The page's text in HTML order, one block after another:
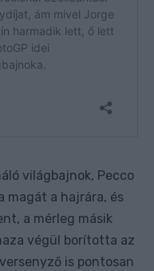
világbajnok, Pecco
magát a hajrára, és
a mérleg másik
végül borította az
is pontosan